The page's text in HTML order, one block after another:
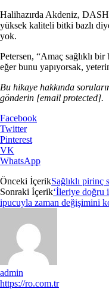
Halihazırda Akdeniz,
yüksek kaliteli bitki bazlı
yok.
Petersen, “Amaç sağlıklı
eğer bunu yapıyorsak,
Bu hikaye hakkında
gönderin [email protected].
Facebook
Twitter
Pinterest
VK
WhatsApp
Önceki İçerikSağlıklı pirinç
Sonraki İçerik‘İleriye doğru
ipucuyla zaman değişimini
admin
https://ro.com.tr